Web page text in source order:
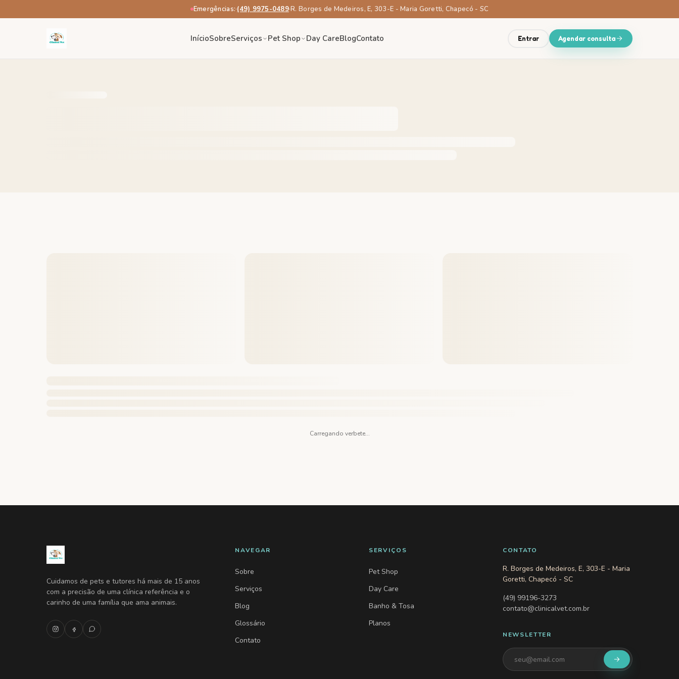
Emergências:·(49) 9975-0489·R. Borges de Medeiros, E, 303-E - Maria Goretti, Chapecó - SC
InícioSobreServiços Pet Shop Day CareBlogContato Entrar Agendar consulta
Carregando verbete...
Cuidamos de pets e tutores há mais de 15 anos
com a precisão de uma clínica referência e o
carinho de uma família que ama animais.
NAVEGAR
Sobre
Serviços
Blog
Glossário
Contato
SERVIÇOS
Pet Shop
Day Care
Banho & Tosa
Planos
CONTATO
R. Borges de Medeiros, E, 303-E - Maria
Goretti, Chapecó - SC
(49) 99196-3273
contato@clinicalvet.com.br
NEWSLETTER